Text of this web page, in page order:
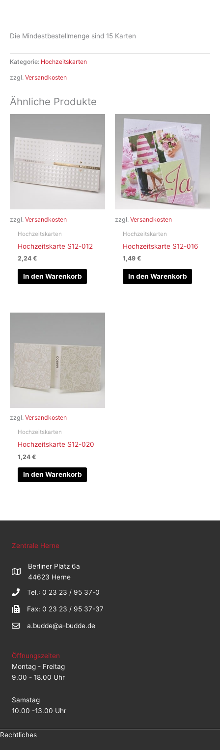
Die Mindestbestellmenge sind 15 Karten
Kategorie: Hochzeitskarten
zzgl. Versandkosten
Ähnliche Produkte
zzgl. Versandkosten
Hochzeitskarten
Hochzeitskarte S12-012
2,24€
In den Warenkorb
zzgl. Versandkosten
Hochzeitskarten
Hochzeitskarte S12-016
1,49€
In den Warenkorb
zzgl. Versandkosten
Hochzeitskarten
Hochzeitskarte S12-020
1,24€
In den Warenkorb
Zentrale Herne
Berliner Platz 6a
44623 Herne
Tel.: 0 23 23 / 95 37-0
Fax: 0 23 23 / 95 37-37
a.budde@a-budde.de
Öffnungszeiten
Montag - Freitag
9.00 - 18.00 Uhr
Samstag
10.00 -13.00 Uhr
Rechtliches